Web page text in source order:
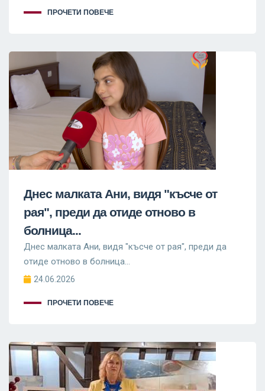
ПРОЧЕТИ ПОВЕЧЕ
Днес малката Ани, видя "късче от
рая", преди да отиде отново в
болница...
Днес малката Ани, видя "късче от рая", преди да
отиде отново в болница...
24.06.2026
ПРОЧЕТИ ПОВЕЧЕ